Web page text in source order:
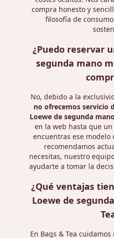
compra honesto y
filosofía de
¿Puedo reservar
segunda mano
No, debido a la
no ofrecemos servicio
Loewe de segunda mano
en la web hasta que
encuentras ese modelo
recomendamos
necesitas, nuestro
ayudarte a tomar la
¿Qué ventajas
Loewe de
En Bags & Tea